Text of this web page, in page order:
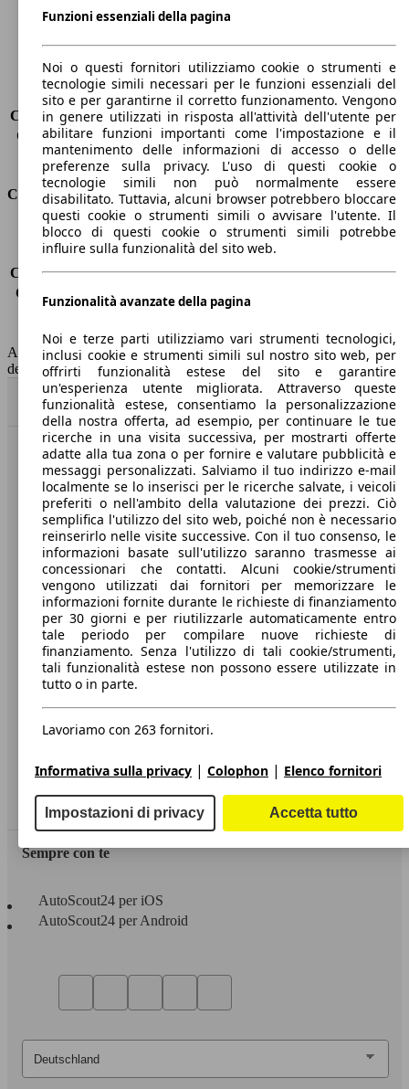
Peso massimo
-
Sedili
5
Carico sul tetto
-
Capacità di traino (senza freni) -
Capacità di traino (con freni)
1300 kg
Volume del bagagliaio
350 - 1150 l
Consumi
Emissioni di CO2*
118 g/km (komb.)
Consumo (urbano)
5.8 l/100km
Consumo (extra-urbano) 4.0 l/100km
Consumo (combinato)*
4.5 l/100km
Capacità del serbatoio
60 l
AutoScout24 non si assume alcuna responsabilità per la correttezza
dei dati.
Torna su
Benvenuti su AutoScout24, il mercato auto europeo.
Società
A proposito di AutoScout24
Stampa
Media
Condizioni generali
Informazioni
Privacy
Dichiarazione di Accessibilità
Servizi
Area rivenditori
Sempre con te
AutoScout24 per iOS
AutoScout24 per Android
Funzioni essenziali della pagina
Noi o questi fornitori utilizziamo cookie o strumenti e
tecnologie simili necessari per le funzioni essenziali del
sito e per garantirne il corretto funzionamento. Vengono
in genere utilizzati in risposta all'attività dell'utente per
abilitare funzioni importanti come l'impostazione e il
mantenimento delle informazioni di accesso o delle
preferenze sulla privacy. L'uso di questi cookie o
tecnologie simili non può normalmente essere
disabilitato. Tuttavia, alcuni browser potrebbero bloccare
questi cookie o strumenti simili o avvisare l'utente. Il
blocco di questi cookie o strumenti simili potrebbe
influire sulla funzionalità del sito web.
Funzionalità avanzate della pagina
Noi e terze parti utilizziamo vari strumenti tecnologici,
inclusi cookie e strumenti simili sul nostro sito web, per
offrirti funzionalità estese del sito e garantire
un'esperienza utente migliorata. Attraverso queste
funzionalità estese, consentiamo la personalizzazione
della nostra offerta, ad esempio, per continuare le tue
ricerche in una visita successiva, per mostrarti offerte
adatte alla tua zona o per fornire e valutare pubblicità e
messaggi personalizzati. Salviamo il tuo indirizzo e-mail
localmente se lo inserisci per le ricerche salvate, i veicoli
preferiti o nell'ambito della valutazione dei prezzi. Ciò
semplifica l'utilizzo del sito web, poiché non è necessario
reinserirlo nelle visite successive. Con il tuo consenso, le
informazioni basate sull'utilizzo saranno trasmesse ai
concessionari che contatti. Alcuni cookie/strumenti
vengono utilizzati dai fornitori per memorizzare le
informazioni fornite durante le richieste di finanziamento
per 30 giorni e per riutilizzarle automaticamente entro
tale periodo per compilare nuove richieste di
finanziamento. Senza l'utilizzo di tali cookie/strumenti,
tali funzionalità estese non possono essere utilizzate in
tutto o in parte.
Lavoriamo con 263 fornitori.
Informativa sulla privacy | Colophon | Elenco fornitori
Impostazioni di privacy Accetta tutto